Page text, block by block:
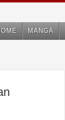
MANGA